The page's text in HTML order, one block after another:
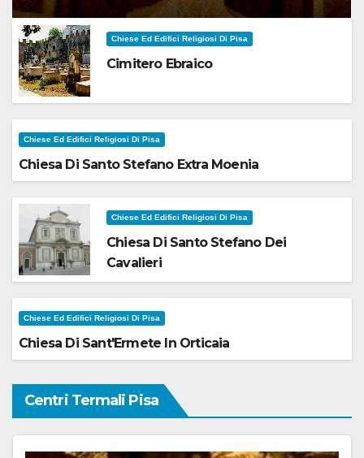
Chiese Ed Edifici Religiosi Di Pisa
Cimitero Ebraico
Chiese Ed Edifici Religiosi Di Pisa
Chiesa Di Santo Stefano Extra Moenia
Chiese Ed Edifici Religiosi Di Pisa
Chiesa Di Santo Stefano Dei
Cavalieri
Chiese Ed Edifici Religiosi Di Pisa
Chiesa Di Sant'Ermete In Orticaia
Centri Termali Pisa